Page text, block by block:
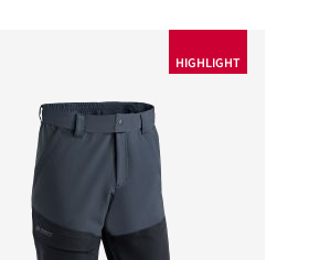
HIGHLIGHT